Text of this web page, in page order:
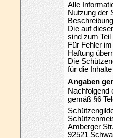
Alle
Nutzung der
Die auf
sind zum
Für Fehler
Haftung
Die
für die
Angaben
Nachfolgend
gemäß §6
Amberger
92521